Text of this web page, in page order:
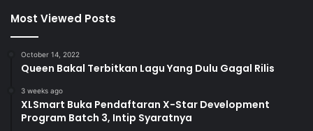
Most Viewed Posts
October 14, 2022
Queen Bakal Terbitkan Lagu Yang Dulu Gagal Rilis
3 weeks ago
XLSmart Buka Pendaftaran X-Star Development
Program Batch 3, Intip Syaratnya